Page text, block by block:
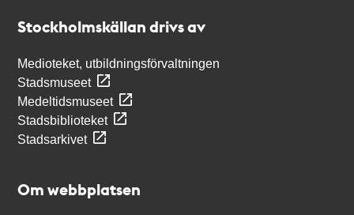
Stockholmskällan drivs av
Medioteket, utbildningsförvaltningen
Stadsmuseet
Medeltidsmuseet
Stadsbiblioteket
Stadsarkivet
Om webbplatsen